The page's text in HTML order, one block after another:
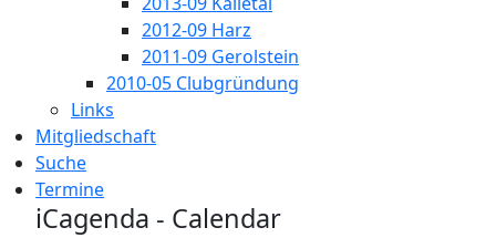
2012-09 Harz
2011-09 Gerolstein
2010-05 Clubgründung
Links
Mitgliedschaft
Suche
Termine
iCagenda - Calendar